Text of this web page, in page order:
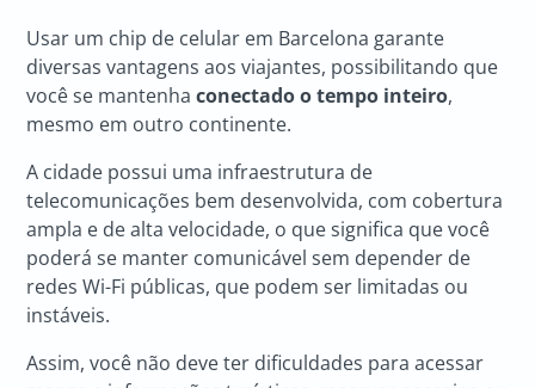
Usar um chip de celular em Barcelona garante
diversas vantagens aos viajantes, possibilitando que
você se mantenhaconectado o tempo inteiro,
mesmo em outro continente.
A cidade possui uma infraestrutura de
telecomunicações bem desenvolvida, com cobertura
ampla e de alta velocidade, o que significa que você
poderá se manter comunicável sem depender de
redes Wi-Fi públicas, que podem ser limitadas ou
instáveis.
Assim, você não deve ter dificuldades para acessar